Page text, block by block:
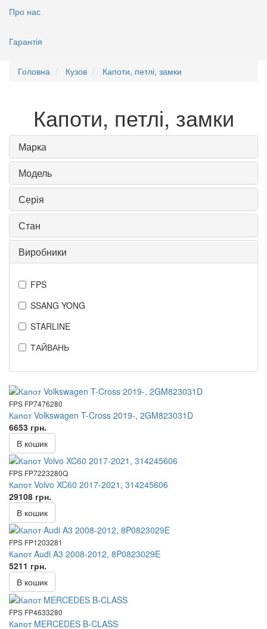
Про нас
Гарантія
Головна Кузов Капоти, петлі, замки
Капоти, петлі, замки
Марка
Модель
Серія
Стан
Виробники
FPS
SSANG YONG
STARLINE
ТАЙВАНЬ
FPS FP7476280
Капот Volkswagen T-Cross 2019-, 2GM823031D
6653 грн.
В кошик
FPS FP7223280Q
Капот Volvo XC60 2017-2021, 314245606
29108 грн.
В кошик
FPS FP1203281
Капот Audi A3 2008-2012, 8P0823029E
5211 грн.
В кошик
FPS FP4633280
Капот MERCEDES B-CLASS